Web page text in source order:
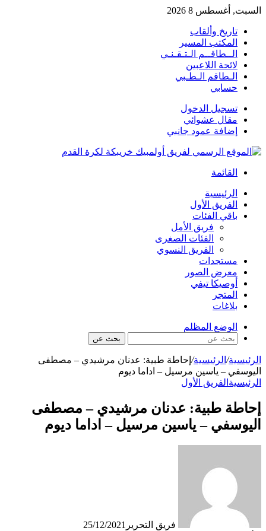
السبت, أغسطس 8 2026
تاريخ وألقاب
المكتب المسير
الــطاقــم الـتـقـنـي
لائحة اللاعبين
الـطاقم الـطـبي
حسابي
تسجيل الدخول
مقال عشوائي
إضافة عمود جانبي
القائمة
الرئيسية
الفريق الأول
باقي الفئات
فريق الأمل
الفئات الصغرى
الفريق النسوي
مستجدات
معرض الصور
أوصيكا تيفي
المتجر
بلاغات
الوضع المظلم
بحث عن
الرئيسية/ الرئيسية/ إحاطة طبية: عدنان مرشيدي – مصطفى
اليوسفي – ياسين مرسيل – اداما ديوم
الرئيسية الفريق الأول
إحاطة طبية: عدنان مرشيدي – مصطفى
اليوسفي – ياسين مرسيل – اداما ديوم
فريق التحرير 25/12/2021